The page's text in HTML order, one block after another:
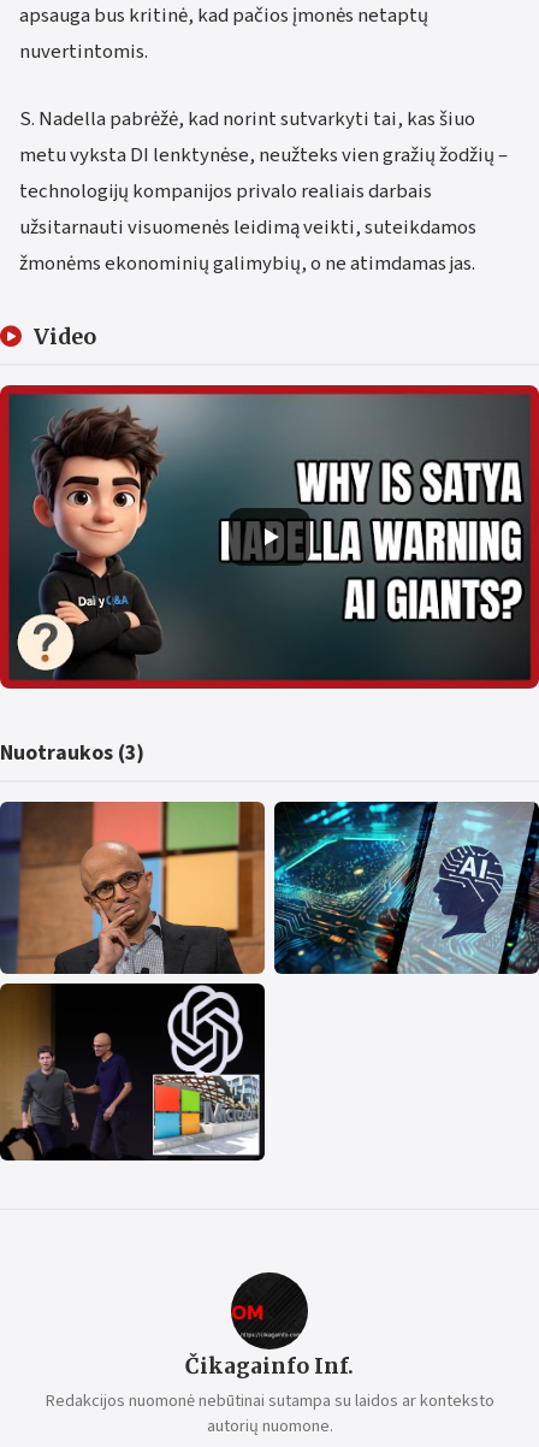
apsauga bus kritinė, kad pačios įmonės netaptų
nuvertintomis.
S. Nadella pabrėžė, kad norint sutvarkyti tai, kas šiuo
metu vyksta DI lenktynėse, neužteks vien gražių žodžių –
technologijų kompanijos privalo realiais darbais
užsitarnauti visuomenės leidimą veikti, suteikdamos
žmonėms ekonominių galimybių, o ne atimdamas jas.
Video
Nuotraukos (3)
Čikagainfo Inf.
Redakcijos nuomonė nebūtinai sutampa su laidos ar konteksto
autorių nuomone.